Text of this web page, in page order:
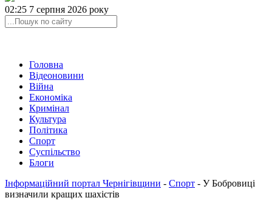
02:25 7 серпня 2026 року
Головна
Відеоновини
Війна
Економіка
Кримінал
Культура
Політика
Спорт
Суспільство
Блоги
Інформаційний портал Чернігівщини - Спорт - У Бобровиці
визначили кращих шахістів